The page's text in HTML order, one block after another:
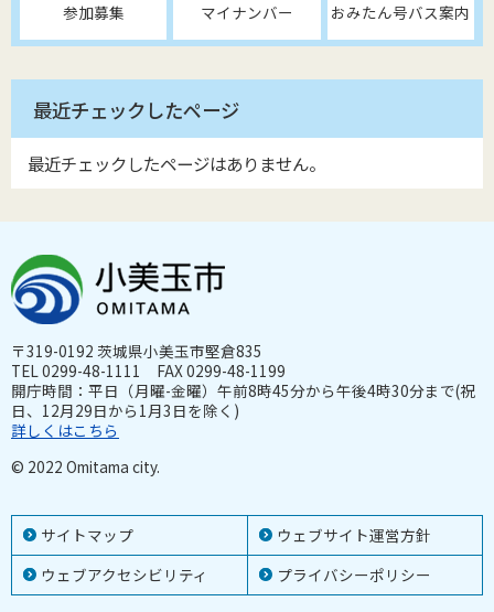
参加募集 マイナンバー おみたん号バス案内
最近チェックしたページ
最近チェックしたページはありません。
サイトマップ
ウェブサイト運営方針
ウェブアクセシビリティ
プライバシーポリシー
〒319-0192 茨城県小美玉市堅倉835
TEL 0299-48-1111 FAX 0299-48-1199
開庁時間：平日（月曜-金曜）午前8時45分から午後4時30分まで(祝
日、12月29日から1月3日を除く)
詳しくはこちら
© 2022 Omitama city.